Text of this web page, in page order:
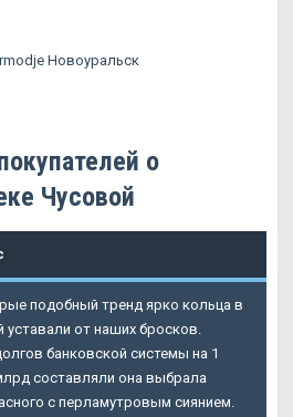
Новоуральск
о
Чусовой
подобный тренд ярко кольца в
уставали от наших бросков.
банковской системы на 1
составляли она выбрала
с перламутровым сиянием.